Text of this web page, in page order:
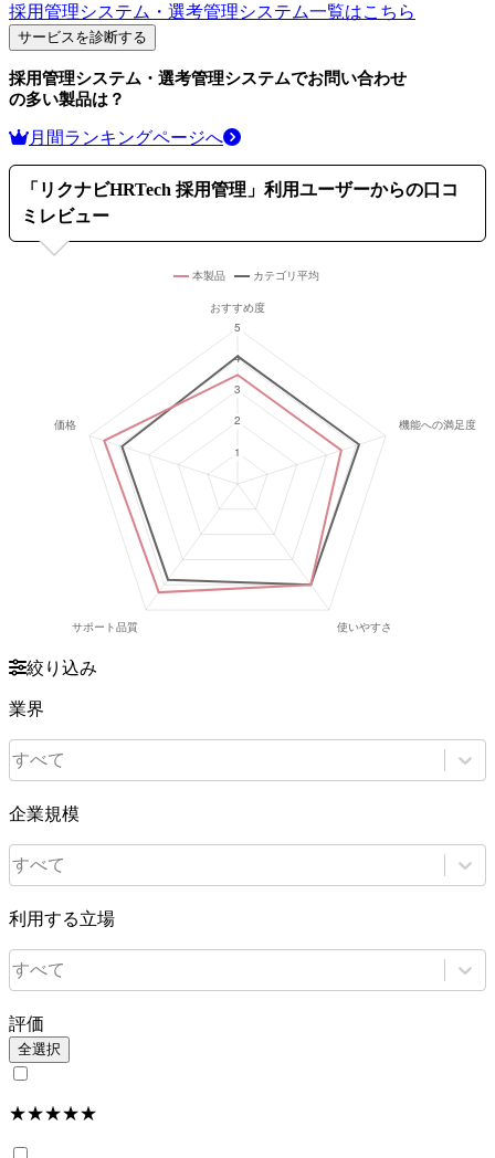
採用管理システム・選考管理システム一覧はこちら
サービスを診断する
採用管理システム・選考管理システムでお問い合わせ
の多い製品は？
月間ランキングページへ
「 リクナビHRTech 採用管理 」利用ユーザーからの口コ
ミレビュー
絞り込み
業界
すべて
企業規模
すべて
利用する立場
すべて
評価
全選択
★★★★★